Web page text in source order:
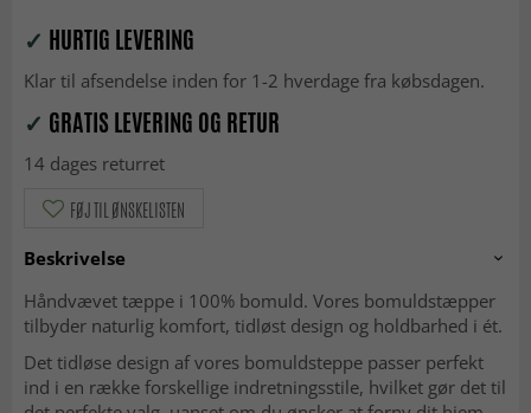
✓ HURTIG LEVERING
Klar til afsendelse inden for 1-2 hverdage fra købsdagen.
✓ GRATIS LEVERING OG RETUR
14 dages returret
FØJ TIL ØNSKELISTEN
Beskrivelse
Håndvævet tæppe i 100% bomuld. Vores bomuldstæpper
tilbyder naturlig komfort, tidløst design og holdbarhed i ét.
Det tidløse design af vores bomuldsteppe passer perfekt
ind i en række forskellige indretningsstile, hvilket gør det til